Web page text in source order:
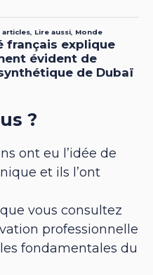
?
ont eu l’idée de
et ils l’ont
vous consultez
professionnelle
fondamentales du